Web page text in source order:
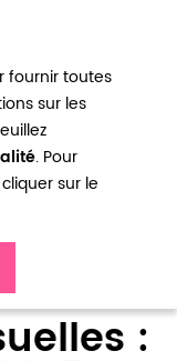
fournir toutes
sur les
. Pour
sur le
2015
: